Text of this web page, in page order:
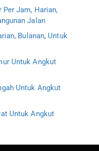
Jam, Harian,
Jalan
Bulanan, Untuk
Untuk Angkut
Untuk Angkut
Untuk Angkut